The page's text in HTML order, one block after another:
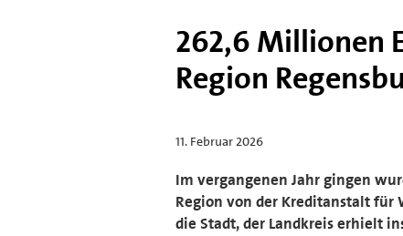
262,6 Millionen
Region
11. Februar 2026
Im vergangenen Jahr gingen
Region von der Kreditanstalt für
die Stadt, der Landkreis erhielt